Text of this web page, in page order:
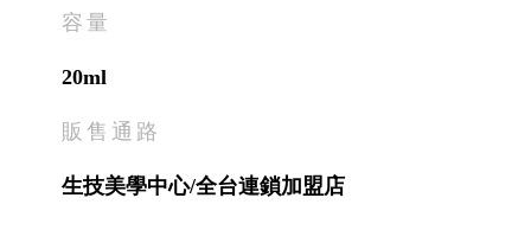
容量
20ml
販售通路
生技美學中心/全台連鎖加盟店